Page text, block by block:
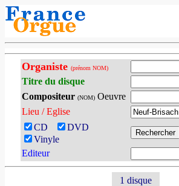
Organiste (prénom NOM)
Titre du disque
Compositeur (NOM)Oeuvre
Lieu / Eglise
CD
DVD
Vinyle
Editeur
1 disque